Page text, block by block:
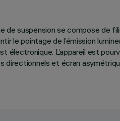
de suspension se compose de
le pointage de l’émission
L’appareil est
et écran